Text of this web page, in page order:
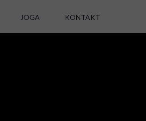
JOGA KONTAKT